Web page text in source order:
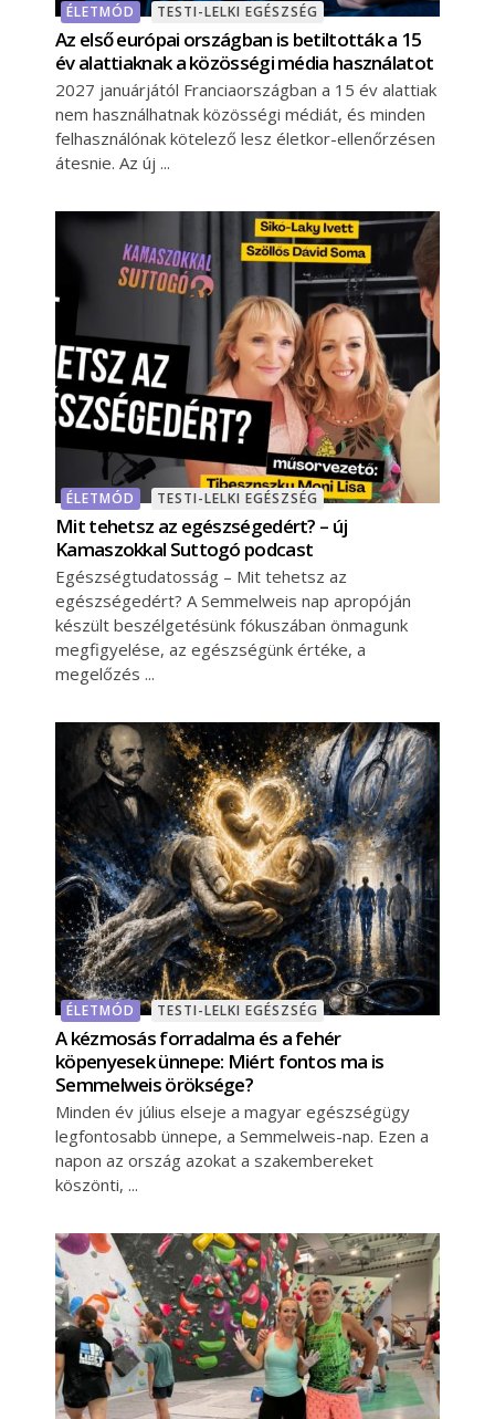
ÉLETMÓD TESTI-LELKI EGÉSZSÉG
Az első európai országban is betiltották a 15
év alattiaknak a közösségi média használatot
2027 januárjától Franciaországban a 15 év alattiak
nem használhatnak közösségi médiát, és minden
felhasználónak kötelező lesz életkor-ellenőrzésen
átesnie. Az új
ÉLETMÓD TESTI-LELKI EGÉSZSÉG
Mit tehetsz az egészségedért? – új
Kamaszokkal Suttogó podcast
Egészségtudatosság – Mit tehetsz az
egészségedért? A Semmelweis nap apropóján
készült beszélgetésünk fókuszában önmagunk
megfigyelése, az egészségünk értéke, a
megelőzés
ÉLETMÓD TESTI-LELKI EGÉSZSÉG
A kézmosás forradalma és a fehér
köpenyesek ünnepe: Miért fontos ma is
Semmelweis öröksége?
Minden év július elseje a magyar egészségügy
legfontosabb ünnepe, a Semmelweis-nap. Ezen a
napon az ország azokat a szakembereket
köszönti,